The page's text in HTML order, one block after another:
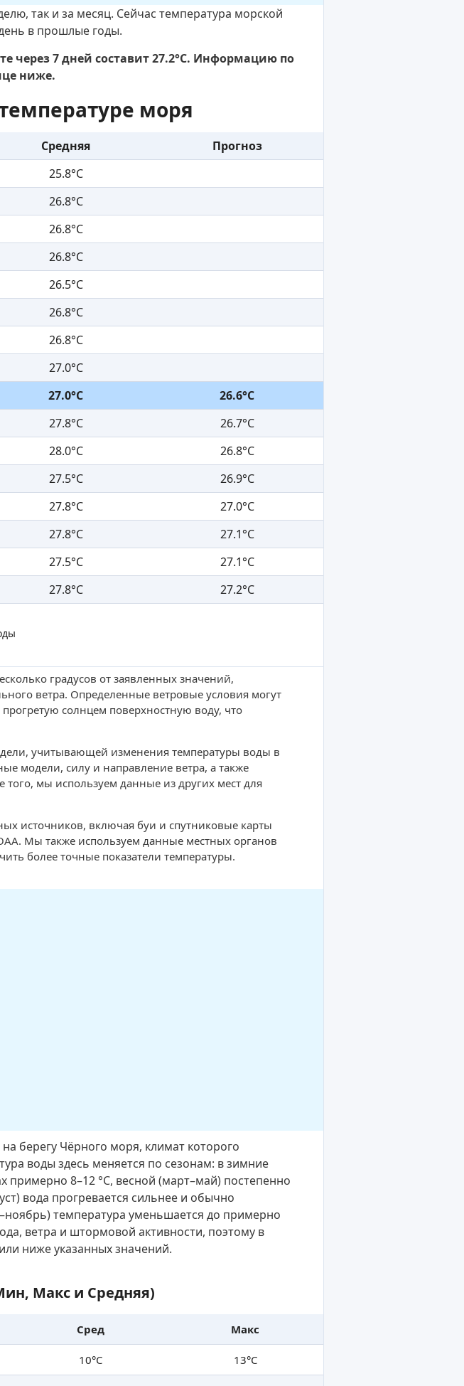
так и за месяц. Сейчас температура морской
в прошлые годы.
через 7 дней составит 27.2°C. Информацию по
ниже.
моря
Средняя
Прогноз
25.8°C
26.8°C
26.8°C
26.8°C
26.5°C
26.8°C
26.8°C
27.0°C
27.0°C
26.6°C
27.8°C
26.7°C
28.0°C
26.8°C
27.5°C
26.9°C
27.8°C
27.0°C
27.8°C
27.1°C
27.5°C
27.1°C
27.8°C 27.2°C
градусов от заявленных значений,
ветра. Определенные ветровые условия могут
солнцем поверхностную воду, что
учитывающей изменения температуры воды в
модели, силу и направление ветра, а также
мы используем данные из других мест для
источников, включая буи и спутниковые карты
Мы также используем данные местных органов
более точные показатели температуры.
берегу Чёрного моря, климат которого
воды здесь меняется по сезонам: в зимние
8–12 °C, весной (март–май) постепенно
вода прогревается сильнее и обычно
температура уменьшается до примерно
ветра и штормовой активности, поэтому в
ниже указанных значений.
Макс и Средняя)
Сред Макс
10°C 13°C